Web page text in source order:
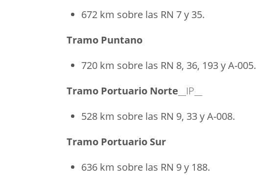
672 km sobre las RN 7 y 35.
Tramo Puntano
720 km sobre las RN 8, 36, 193 y A-005.
Tramo Portuario Norte __IP__
528 km sobre las RN 9, 33 y A-008.
Tramo Portuario Sur
636 km sobre las RN 9 y 188.